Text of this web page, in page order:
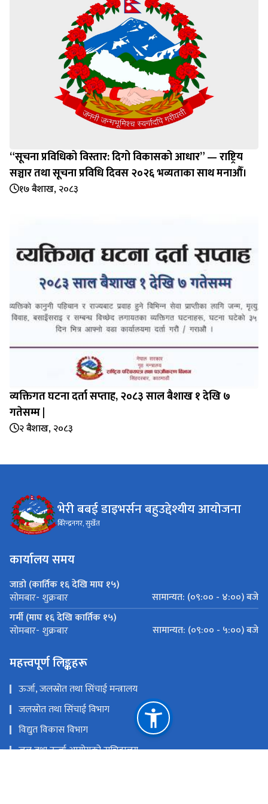
“सूचना प्रविधिको विस्तार: दिगो विकासको आधार” — राष्ट्रिय
सञ्चार तथा सूचना प्रविधि दिवस २०२६ भव्यताका साथ मनाऔँ।
१७ बैशाख, २०८३
व्यक्तिगत घटना दर्ता सप्‍ताह, २०८३ साल बैशाख १ देखि ७
गतेसम्म |
२ बैशाख, २०८३
भेरी बबई डाइभर्सन बहुउद्देश्यीय आयोजना
बिरेन्द्रनगर, सुर्खेत
कार्यालय समय
जाडो (कार्तिक १६ देखि माघ १५)
सोमबार- शुक्रबार
सामान्यत: (०९:०० - ४:००) बजे
गर्मी (माघ १६ देखि कार्तिक १५)
सोमबार- शुक्रबार सामान्यत: (०९:०० - ५:००) बजे
महत्त्वपूर्ण लिङ्कहरू
ऊर्जा, जलस्रोत तथा सिंचाई मन्त्रालय
जलस्रोत तथा सिंचाई विभाग
विद्युत विकास विभाग
जल तथा ऊर्जा आयोगको सचिवालय